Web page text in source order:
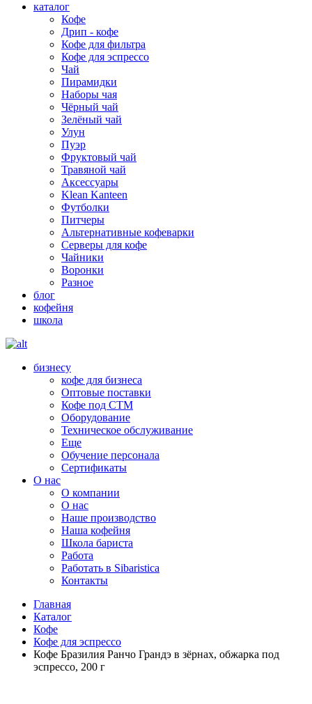
каталог
Кофе
Дрип - кофе
Кофе для фильтра
Кофе для эспрессо
Чай
Пирамидки
Наборы чая
Чёрный чай
Зелёный чай
Улун
Пуэр
Фруктовый чай
Травяной чай
Аксессуары
Klean Kanteen
Футболки
Питчеры
Альтернативные кофеварки
Серверы для кофе
Чайники
Воронки
Разное
блог
кофейня
школа
бизнесу
кофе для бизнеса
Оптовые поставки
Кофе под СТМ
Оборудование
Техническое обслуживание
Еще
Обучение персонала
Сертификаты
О нас
O компании
О нас
Наше производство
Наша кофейня
Школа бариста
Работа
Работать в Sibaristica
Контакты
Главная
Каталог
Кофе
Кофе для эспрессо
Кофе Бразилия Ранчо Грандэ в зёрнах, обжарка под
эспрессо, 200 г